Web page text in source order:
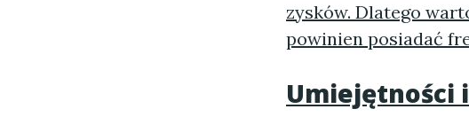
zysków. Dlatego
powinien posiadać
Umiejętności